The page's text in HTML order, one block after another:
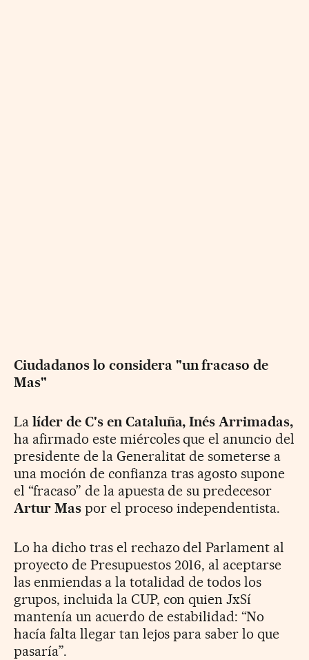
Ciudadanos lo considera "un fracaso de
Mas"
Lalíder de C's en Cataluña, Inés Arrimadas,
ha afirmado este miércoles que el anuncio del
presidente de la Generalitat de someterse a
una moción de confianza tras agosto supone
el “fracaso” de la apuesta de su predecesor
Artur Maspor el proceso independentista.
Lo ha dicho tras el rechazo del Parlament al
proyecto de Presupuestos 2016, al aceptarse
las enmiendas a la totalidad de todos los
grupos, incluida la CUP, con quien JxSí
mantenía un acuerdo de estabilidad: “No
hacía falta llegar tan lejos para saber lo que
pasaría”.